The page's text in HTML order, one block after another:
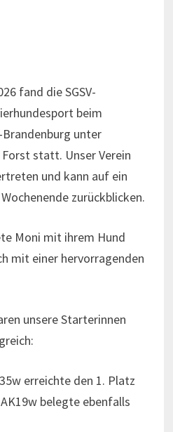
fand die SGSV-
beim
unter
statt. Unser Verein
und kann auf ein
zurückblicken.
Moni mit ihrem Hund
mit einer hervorragenden
unsere Starterinnen
erreichte den 1. Platz
belegte ebenfalls